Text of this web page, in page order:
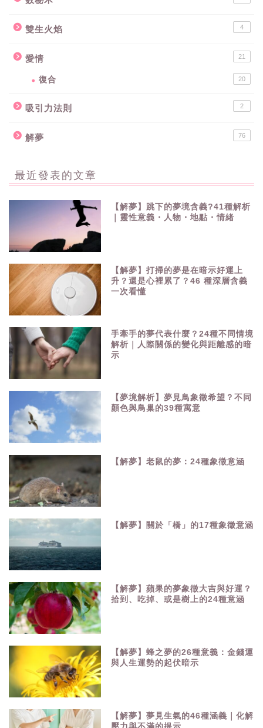
雙生火焰 4
愛情 21
復合 20
吸引力法則 2
解夢 76
最近發表的文章
【解夢】跳下的夢境含義?41種解析
｜靈性意義・人物・地點・情緒
【解夢】打掃的夢是在暗示好運上
升？還是心裡累了？46 種深層含義
一次看懂
手牽手的夢代表什麼？24種不同情境
解析｜人際關係的變化與距離感的暗
示
【夢境解析】夢見鳥象徵希望？不同
顏色與鳥巢的39種寓意
【解夢】老鼠的夢：24種象徵意涵
【解夢】關於「橋」的17種象徵意涵
【解夢】蘋果的夢象徵大吉與好運？
拾到、吃掉、或是樹上的24種意涵
【解夢】蜂之夢的26種意義：金錢運
與人生運勢的起伏暗示
【解夢】夢見生氣的46種涵義｜化解